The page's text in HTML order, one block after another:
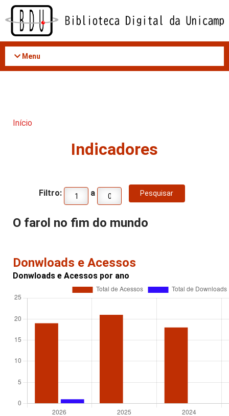
Acessar
conteúdo
Menu
Início
Indicadores
Filtro: a
O farol no fim do mundo
Donwloads e Acessos
Donwloads e Acessos por ano